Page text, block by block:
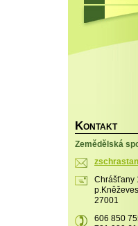
KONTAKT
Zemědělská
zschrast
Chrášťany
p.Kněževes
27001
606 850